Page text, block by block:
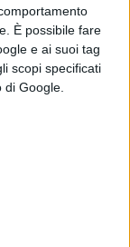
È possibile fare
e ai suoi tag
scopi specificati
Google.